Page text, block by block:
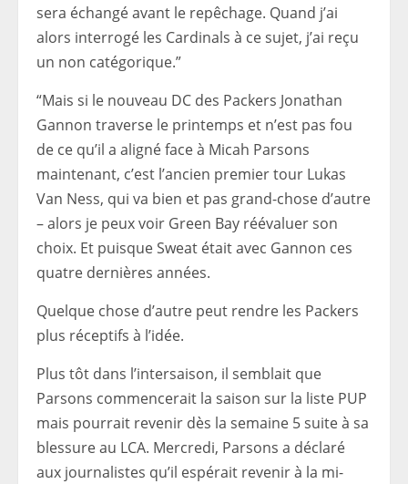
sera échangé avant le repêchage. Quand j’ai
alors interrogé les Cardinals à ce sujet, j’ai reçu
un non catégorique.”
“Mais si le nouveau DC des Packers Jonathan
Gannon traverse le printemps et n’est pas fou
de ce qu’il a aligné face à Micah Parsons
maintenant, c’est l’ancien premier tour Lukas
Van Ness, qui va bien et pas grand-chose d’autre
– alors je peux voir Green Bay réévaluer son
choix. Et puisque Sweat était avec Gannon ces
quatre dernières années.
Quelque chose d’autre peut rendre les Packers
plus réceptifs à l’idée.
Plus tôt dans l’intersaison, il semblait que
Parsons commencerait la saison sur la liste PUP
mais pourrait revenir dès la semaine 5 suite à sa
blessure au LCA. Mercredi, Parsons a déclaré
aux journalistes qu’il espérait revenir à la mi-